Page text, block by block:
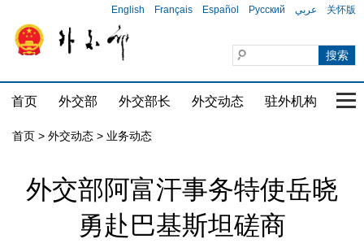
English Français Español Русский عربي 关怀版
首页 外交部 外交部长 外交动态 驻外机构 国
首页 > 外交动态 > 业务动态
外交部阿富汗事务特使岳晓
勇赴巴基斯坦磋商